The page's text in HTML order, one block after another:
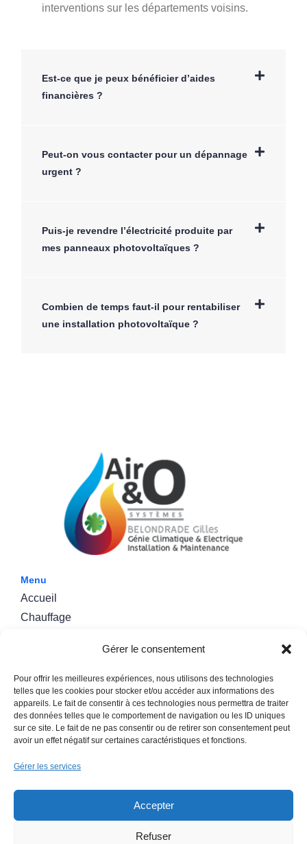
Gérer le consentement
Pour offrir les meilleures expériences, nous utilisons des technologies
telles que les cookies pour stocker et/ou accéder aux informations des
appareils. Le fait de consentir à ces technologies nous permettra de traiter
des données telles que le comportement de navigation ou les ID uniques
sur ce site. Le fait de ne pas consentir ou de retirer son consentement peut
avoir un effet négatif sur certaines caractéristiques et fonctions.
Gérer les services
Accepter
Refuser
interventions sur les départements voisins.
Est-ce que je peux bénéficier d’aides
financières ?
Peut-on vous contacter pour un dépannage
urgent ?
Puis-je revendre l’électricité produite par
mes panneaux photovoltaïques ?
Combien de temps faut-il pour rentabiliser
une installation photovoltaïque ?
Menu
Accueil
Chauffage
Contact
Contact
contact@airet-o.fr
05 61 60 77 21
Air & O - Gilles Belondrade